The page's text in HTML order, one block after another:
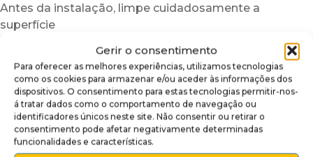
Gerir o consentimento
Para oferecer as melhores experiências, utilizamos tecnologias
como os cookies para armazenar e/ou aceder às informações dos
dispositivos. O consentimento para estas tecnologias permitir-nos-
á tratar dados como o comportamento de navegação ou
identificadores únicos neste site. Não consentir ou retirar o
consentimento pode afetar negativamente determinadas
funcionalidades e características.
Antes da instalação, limpe cuidadosamente a
superfície
para eliminar poeiras, marcas de gordura ou resíduos
que possam afetar a aderência.
Uma superfície limpa garante um resultado mais
uniforme e duradouro.
Depois, posicione a cobertura insider a seco
para verificar o alinhamento.
Graças à sua estrutura semirrígida,